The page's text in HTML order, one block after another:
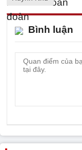
Bình luận